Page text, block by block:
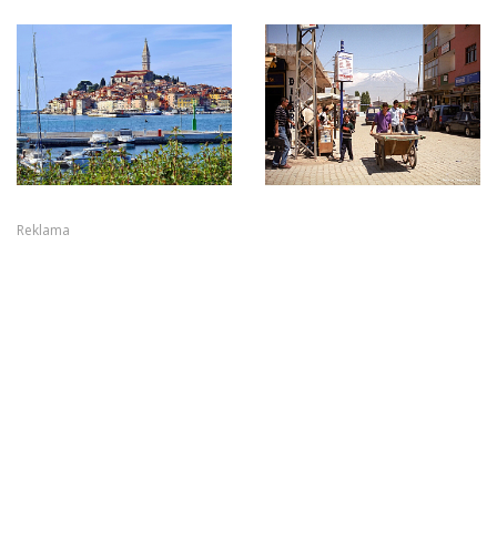
Reklama